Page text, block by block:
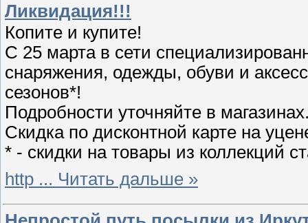
Ликвидация!!!
Копите и купите!
С 25 марта в сети
снаряжения, одежды, обуви и
сезонов*!
Подробности уточняйте в
Скидка по дисконтной карте на
* - скидки на товары из коллекций
http ... Читать дальше »